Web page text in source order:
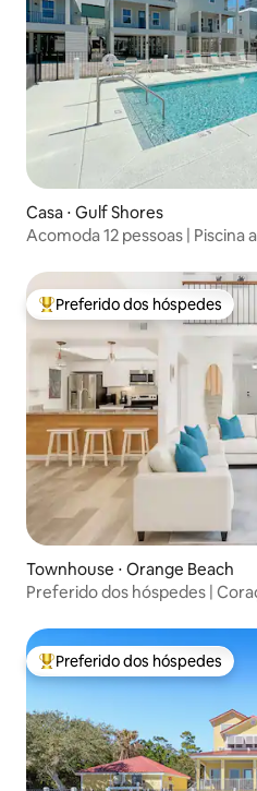
Casa ⋅ Gulf Shores
Acomoda 12 pessoas | Piscina
Entre os melhores preferidos
Preferido dos hóspedes
Townhouse ⋅ Orange Beach
Preferido dos hóspedes |
Entre os melhores preferidos
Preferido dos hóspedes